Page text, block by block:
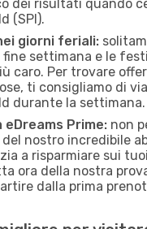
dei risultati quando
(SPI).
giorni feriali:
fine settimana e le
caro. Per trovare
ti consigliamo di
durante la settimana.
eDreams Prime: non
nostro incredibile
a risparmiare sui
ora della nostra
dalla prima